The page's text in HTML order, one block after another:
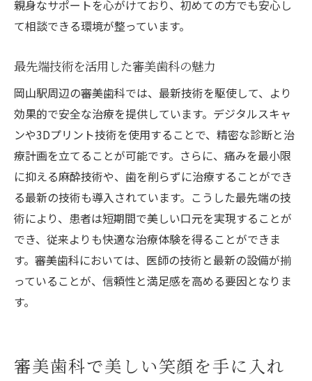
親身なサポートを心がけており、初めての方でも安心し
て相談できる環境が整っています。
最先端技術を活用した審美歯科の魅力
岡山駅周辺の審美歯科では、最新技術を駆使して、より
効果的で安全な治療を提供しています。デジタルスキャ
ンや3Dプリント技術を使用することで、精密な診断と治
療計画を立てることが可能です。さらに、痛みを最小限
に抑える麻酔技術や、歯を削らずに治療することができ
る最新の技術も導入されています。こうした最先端の技
術により、患者は短期間で美しい口元を実現することが
でき、従来よりも快適な治療体験を得ることができま
す。審美歯科においては、医師の技術と最新の設備が揃
っていることが、信頼性と満足感を高める要因となりま
す。
審美歯科で美しい笑顔を手に入れ